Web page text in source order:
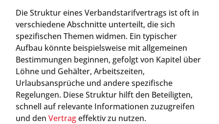
Die Struktur eines Verbandstarifvertrags ist oft in
verschiedene Abschnitte unterteilt, die sich
spezifischen Themen widmen. Ein typischer
Aufbau könnte beispielsweise mit allgemeinen
Bestimmungen beginnen, gefolgt von Kapitel über
Löhne und Gehälter, Arbeitszeiten,
Urlaubsansprüche und andere spezifische
Regelungen. Diese Struktur hilft den Beteiligten,
schnell auf relevante Informationen zuzugreifen
und den Vertrageffektiv zu nutzen.